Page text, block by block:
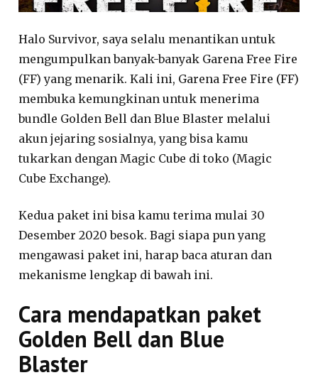
Halo Survivor, saya selalu menantikan untuk
mengumpulkan banyak-banyak Garena Free Fire
(FF) yang menarik. Kali ini, Garena Free Fire (FF)
membuka kemungkinan untuk menerima
bundle Golden Bell dan Blue Blaster melalui
akun jejaring sosialnya, yang bisa kamu
tukarkan dengan Magic Cube di toko (Magic
Cube Exchange).
Kedua paket ini bisa kamu terima mulai 30
Desember 2020 besok. Bagi siapa pun yang
mengawasi paket ini, harap baca aturan dan
mekanisme lengkap di bawah ini.
Cara mendapatkan paket
Golden Bell dan Blue
Blaster